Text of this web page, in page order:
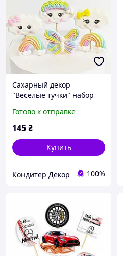
Сахарный декор
"Веселые тучки" набор
кондитерский ТМ
Кондекортех
Готово к отправке
145₴
Купить
Кондитер Декор 100%